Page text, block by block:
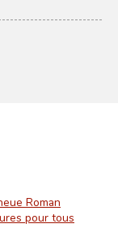
Roman
pour tous